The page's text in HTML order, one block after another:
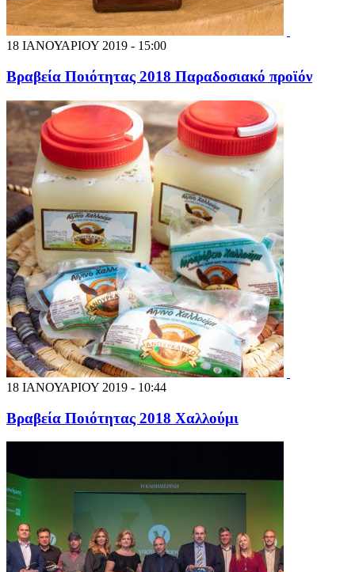
18 ΙΑΝΟΥΑΡΙΟΥ 2019 - 15:00
Βραβεία Ποιότητας 2018 Παραδοσιακό προϊόν
18 ΙΑΝΟΥΑΡΙΟΥ 2019 - 10:44
Βραβεία Ποιότητας 2018 Χαλλούμι